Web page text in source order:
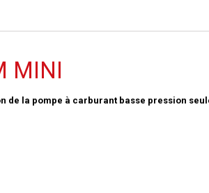
MINI
de la pompe à carburant basse pression